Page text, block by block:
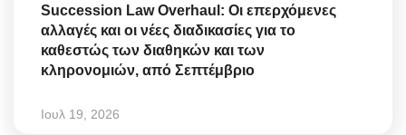
Succession Law Overhaul: Οι επερχόμενες
αλλαγές και οι νέες διαδικασίες για το
καθεστώς των διαθηκών και των
κληρονομιών, από Σεπτέμβριο
Ιουλ 19, 2026